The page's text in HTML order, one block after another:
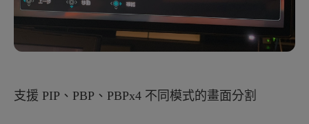
支援 PIP、PBP、PBPx4 不同模式的畫面分割